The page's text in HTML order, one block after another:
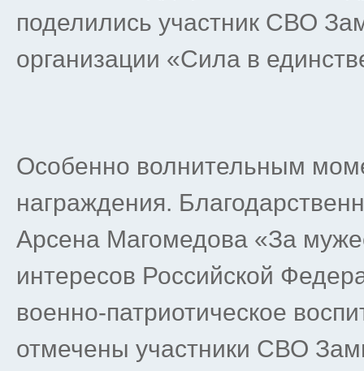
поделились участник СВО
организации «Сила в
Особенно волнительным
награждения.
Арсена Магомедова «За
интересов Российской
военно-патриотическое
отмечены участники СВО